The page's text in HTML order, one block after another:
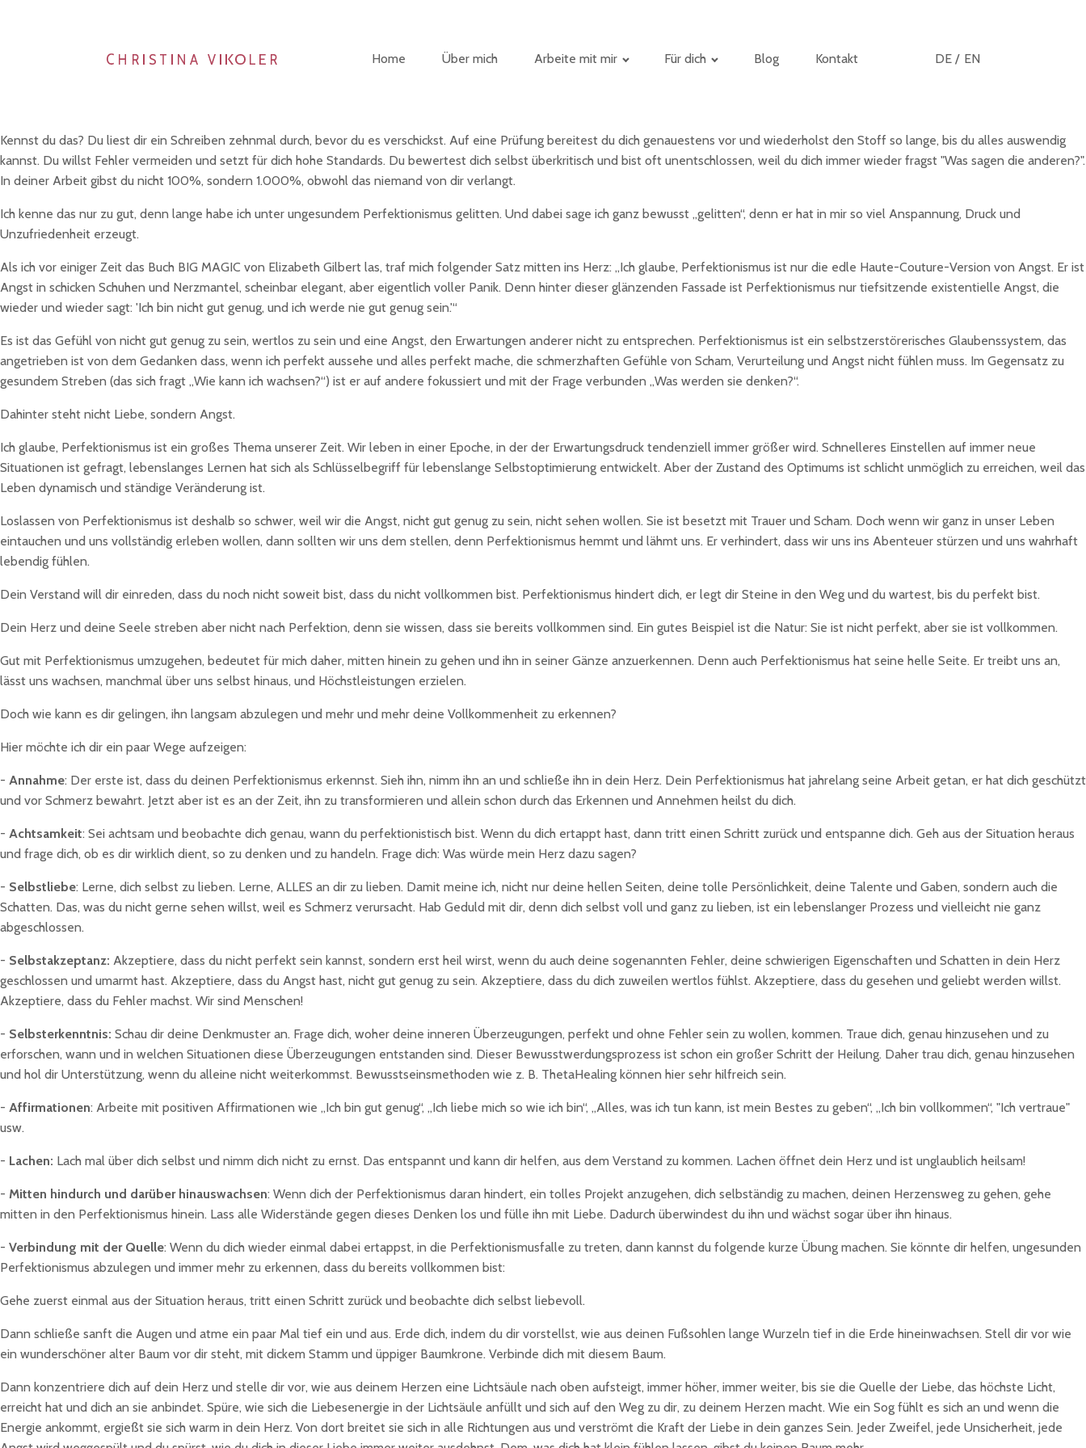
Home Über mich Arbeite mit mir Für dich Blog Kontakt DE / EN
Kennst du das? Du liest dir ein Schreiben zehnmal durch, bevor du es verschickst. Auf eine Prüfung bereitest du dich genauestens vor und wiederholst den Stoff so lange, bis du alles auswendig
kannst. Du willst Fehler vermeiden und setzt für dich hohe Standards. Du bewertest dich selbst überkritisch und bist oft unentschlossen, weil du dich immer wieder fragst "Was sagen die anderen?".
In deiner Arbeit gibst du nicht 100%, sondern 1.000%, obwohl das niemand von dir verlangt.
Ich kenne das nur zu gut, denn lange habe ich unter ungesundem Perfektionismus gelitten. Und dabei sage ich ganz bewusst „gelitten“, denn er hat in mir so viel Anspannung, Druck und
Unzufriedenheit erzeugt.
Als ich vor einiger Zeit das Buch BIG MAGIC von Elizabeth Gilbert las, traf mich folgender Satz mitten ins Herz: „Ich glaube, Perfektionismus ist nur die edle Haute-Couture-Version von Angst. Er ist
Angst in schicken Schuhen und Nerzmantel, scheinbar elegant, aber eigentlich voller Panik. Denn hinter dieser glänzenden Fassade ist Perfektionismus nur tiefsitzende existentielle Angst, die
wieder und wieder sagt: 'Ich bin nicht gut genug, und ich werde nie gut genug sein.'“
Es ist das Gefühl von nicht gut genug zu sein, wertlos zu sein und eine Angst, den Erwartungen anderer nicht zu entsprechen. Perfektionismus ist ein selbstzerstörerisches Glaubenssystem, das
angetrieben ist von dem Gedanken dass, wenn ich perfekt aussehe und alles perfekt mache, die schmerzhaften Gefühle von Scham, Verurteilung und Angst nicht fühlen muss. Im Gegensatz zu
gesundem Streben (das sich fragt „Wie kann ich wachsen?“) ist er auf andere fokussiert und mit der Frage verbunden „Was werden sie denken?“.
Dahinter steht nicht Liebe, sondern Angst.
Ich glaube, Perfektionismus ist ein großes Thema unserer Zeit. Wir leben in einer Epoche, in der der Erwartungsdruck tendenziell immer größer wird. Schnelleres Einstellen auf immer neue
Situationen ist gefragt, lebenslanges Lernen hat sich als Schlüsselbegriff für lebenslange Selbstoptimierung entwickelt. Aber der Zustand des Optimums ist schlicht unmöglich zu erreichen, weil das
Leben dynamisch und ständige Veränderung ist.
Loslassen von Perfektionismus ist deshalb so schwer, weil wir die Angst, nicht gut genug zu sein, nicht sehen wollen. Sie ist besetzt mit Trauer und Scham. Doch wenn wir ganz in unser Leben
eintauchen und uns vollständig erleben wollen, dann sollten wir uns dem stellen, denn Perfektionismus hemmt und lähmt uns. Er verhindert, dass wir uns ins Abenteuer stürzen und uns wahrhaft
lebendig fühlen.
Dein Verstand will dir einreden, dass du noch nicht soweit bist, dass du nicht vollkommen bist. Perfektionismus hindert dich, er legt dir Steine in den Weg und du wartest, bis du perfekt bist.
Dein Herz und deine Seele streben aber nicht nach Perfektion, denn sie wissen, dass sie bereits vollkommen sind. Ein gutes Beispiel ist die Natur: Sie ist nicht perfekt, aber sie ist vollkommen.
Gut mit Perfektionismus umzugehen, bedeutet für mich daher, mitten hinein zu gehen und ihn in seiner Gänze anzuerkennen. Denn auch Perfektionismus hat seine helle Seite. Er treibt uns an,
lässt uns wachsen, manchmal über uns selbst hinaus, und Höchstleistungen erzielen.
Doch wie kann es dir gelingen, ihn langsam abzulegen und mehr und mehr deine Vollkommenheit zu erkennen?
Hier möchte ich dir ein paar Wege aufzeigen:
- Annahme: Der erste ist, dass du deinen Perfektionismus erkennst. Sieh ihn, nimm ihn an und schließe ihn in dein Herz. Dein Perfektionismus hat jahrelang seine Arbeit getan, er hat dich geschützt
und vor Schmerz bewahrt. Jetzt aber ist es an der Zeit, ihn zu transformieren und allein schon durch das Erkennen und Annehmen heilst du dich.
- Achtsamkeit: Sei achtsam und beobachte dich genau, wann du perfektionistisch bist. Wenn du dich ertappt hast, dann tritt einen Schritt zurück und entspanne dich. Geh aus der Situation heraus
und frage dich, ob es dir wirklich dient, so zu denken und zu handeln. Frage dich: Was würde mein Herz dazu sagen?
- Selbstliebe: Lerne, dich selbst zu lieben. Lerne, ALLES an dir zu lieben. Damit meine ich, nicht nur deine hellen Seiten, deine tolle Persönlichkeit, deine Talente und Gaben, sondern auch die
Schatten. Das, was du nicht gerne sehen willst, weil es Schmerz verursacht. Hab Geduld mit dir, denn dich selbst voll und ganz zu lieben, ist ein lebenslanger Prozess und vielleicht nie ganz
abgeschlossen.
- Selbstakzeptanz: Akzeptiere, dass du nicht perfekt sein kannst, sondern erst heil wirst, wenn du auch deine sogenannten Fehler, deine schwierigen Eigenschaften und Schatten in dein Herz
geschlossen und umarmt hast. Akzeptiere, dass du Angst hast, nicht gut genug zu sein. Akzeptiere, dass du dich zuweilen wertlos fühlst. Akzeptiere, dass du gesehen und geliebt werden willst.
Akzeptiere, dass du Fehler machst. Wir sind Menschen!
- Selbsterkenntnis: Schau dir deine Denkmuster an. Frage dich, woher deine inneren Überzeugungen, perfekt und ohne Fehler sein zu wollen, kommen. Traue dich, genau hinzusehen und zu
erforschen, wann und in welchen Situationen diese Überzeugungen entstanden sind. Dieser Bewusstwerdungsprozess ist schon ein großer Schritt der Heilung. Daher trau dich, genau hinzusehen
und hol dir Unterstützung, wenn du alleine nicht weiterkommst. Bewusstseinsmethoden wie z. B. ThetaHealing können hier sehr hilfreich sein.
- Affirmationen: Arbeite mit positiven Affirmationen wie „Ich bin gut genug“, „Ich liebe mich so wie ich bin“, „Alles, was ich tun kann, ist mein Bestes zu geben“, „Ich bin vollkommen“, "Ich vertraue"
usw.
- Lachen: Lach mal über dich selbst und nimm dich nicht zu ernst. Das entspannt und kann dir helfen, aus dem Verstand zu kommen. Lachen öffnet dein Herz und ist unglaublich heilsam!
- Mitten hindurch und darüber hinauswachsen: Wenn dich der Perfektionismus daran hindert, ein tolles Projekt anzugehen, dich selbständig zu machen, deinen Herzensweg zu gehen, gehe
mitten in den Perfektionismus hinein. Lass alle Widerstände gegen dieses Denken los und fülle ihn mit Liebe. Dadurch überwindest du ihn und wächst sogar über ihn hinaus.
- Verbindung mit der Quelle: Wenn du dich wieder einmal dabei ertappst, in die Perfektionismusfalle zu treten, dann kannst du folgende kurze Übung machen. Sie könnte dir helfen, ungesunden
Perfektionismus abzulegen und immer mehr zu erkennen, dass du bereits vollkommen bist:
Gehe zuerst einmal aus der Situation heraus, tritt einen Schritt zurück und beobachte dich selbst liebevoll.
Dann schließe sanft die Augen und atme ein paar Mal tief ein und aus. Erde dich, indem du dir vorstellst, wie aus deinen Fußsohlen lange Wurzeln tief in die Erde hineinwachsen. Stell dir vor wie
ein wunderschöner alter Baum vor dir steht, mit dickem Stamm und üppiger Baumkrone. Verbinde dich mit diesem Baum.
Dann konzentriere dich auf dein Herz und stelle dir vor, wie aus deinem Herzen eine Lichtsäule nach oben aufsteigt, immer höher, immer weiter, bis sie die Quelle der Liebe, das höchste Licht,
erreicht hat und dich an sie anbindet. Spüre, wie sich die Liebesenergie in der Lichtsäule anfüllt und sich auf den Weg zu dir, zu deinem Herzen macht. Wie ein Sog fühlt es sich an und wenn die
Energie ankommt, ergießt sie sich warm in dein Herz. Von dort breitet sie sich in alle Richtungen aus und verströmt die Kraft der Liebe in dein ganzes Sein. Jeder Zweifel, jede Unsicherheit, jede